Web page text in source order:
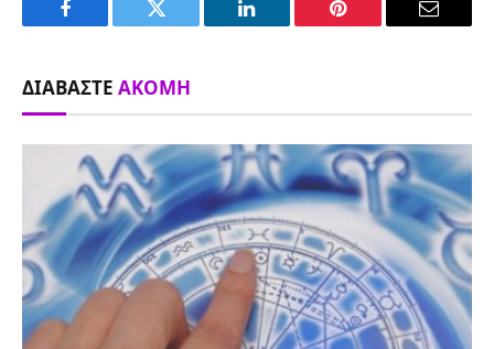
Facebook Twitter LinkedIn Pinterest Email
ΔΙΑΒΆΣΤΕ ΑΚΌΜΗ